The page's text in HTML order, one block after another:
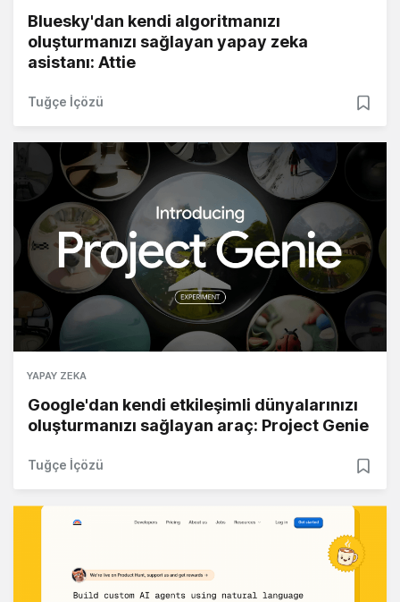
Bluesky'dan kendi algoritmanızı
oluşturmanızı sağlayan yapay zeka
asistanı: Attie
Tuğçe İçözü
YAPAY ZEKA
Google'dan kendi etkileşimli dünyalarınızı
oluşturmanızı sağlayan araç: Project Genie
Tuğçe İçözü